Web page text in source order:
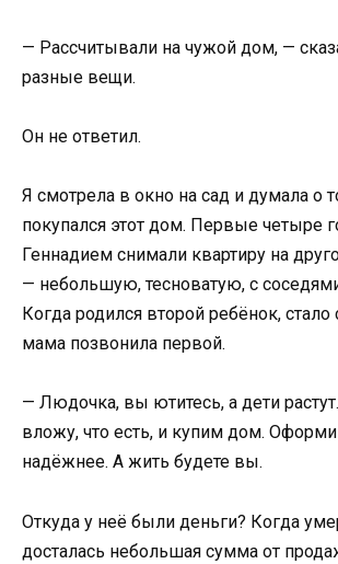
— Рассчитывали на чужой дом, —
разные вещи.
Он не ответил.
Я смотрела в окно на сад и думала о
покупался этот дом. Первые четыре
Геннадием снимали квартиру на
— небольшую, тесноватую, с
Когда родился второй ребёнок, стало
мама позвонила первой.
— Людочка, вы ютитесь, а дети
вложу, что есть, и купим дом.
надёжнее. А жить будете вы.
Откуда у неё были деньги? Когда
досталась небольшая сумма от